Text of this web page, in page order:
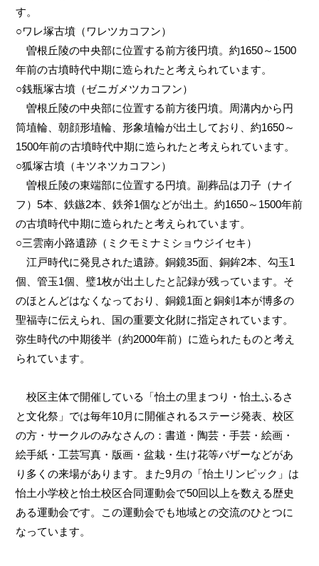
す。
○ワレ塚古墳（ワレツカコフン）
曽根丘陵の中央部に位置する前方後円墳。約1650～1500
年前の古墳時代中期に造られたと考えられています。
○銭瓶塚古墳（ゼニガメツカコフン）
曽根丘陵の中央部に位置する前方後円墳。周溝内から円
筒埴輪、朝顔形埴輪、形象埴輪が出土しており、約1650～
1500年前の古墳時代中期に造られたと考えられています。
○狐塚古墳（キツネツカコフン）
曽根丘陵の東端部に位置する円墳。副葬品は刀子（ナイ
フ）5本、鉄鏃2本、鉄斧1個などが出土。約1650～1500年前
の古墳時代中期に造られたと考えられています。
○三雲南小路遺跡（ミクモミナミショウジイセキ）
江戸時代に発見された遺跡。銅鏡35面、銅鉾2本、勾玉1
個、管玉1個、璧1枚が出土したと記録が残っています。そ
のほとんどはなくなっており、銅鏡1面と銅剣1本が博多の
聖福寺に伝えられ、国の重要文化財に指定されています。
弥生時代の中期後半（約2000年前）に造られたものと考え
られています。
校区主体で開催している「怡土の里まつり・怡土ふるさ
と文化祭」では毎年10月に開催されるステージ発表、校区
の方・サークルのみなさんの：書道・陶芸・手芸・絵画・
絵手紙・工芸写真・版画・盆栽・生け花等バザーなどがあ
り多くの来場があります。また9月の「怡土リンピック」は
怡土小学校と怡土校区合同運動会で50回以上を数える歴史
ある運動会です。この運動会でも地域との交流のひとつに
なっています。